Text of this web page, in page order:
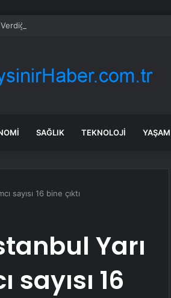
Meclis Araştırması Önergesi Reddedildi
SAĞLIK TEKNOLOJI YAŞAM
sayısı 16 bine çıktı
Yarı
16